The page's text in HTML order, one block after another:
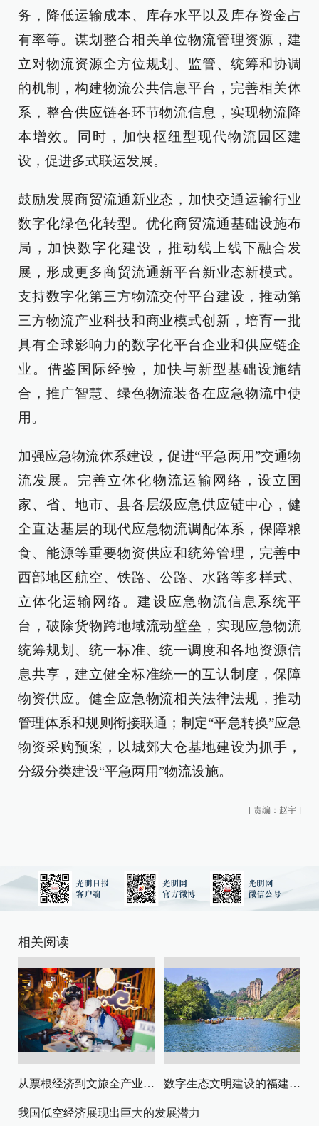
务，降低运输成本、库存水平以及库存资金占
有率等。谋划整合相关单位物流管理资源，建
立对物流资源全方位规划、监管、统筹和协调
的机制，构建物流公共信息平台，完善相关体
系，整合供应链各环节物流信息，实现物流降
本增效。同时，加快枢纽型现代物流园区建
设，促进多式联运发展。
鼓励发展商贸流通新业态，加快交通运输行业
数字化绿色化转型。优化商贸流通基础设施布
局，加快数字化建设，推动线上线下融合发
展，形成更多商贸流通新平台新业态新模式。
支持数字化第三方物流交付平台建设，推动第
三方物流产业科技和商业模式创新，培育一批
具有全球影响力的数字化平台企业和供应链企
业。借鉴国际经验，加快与新型基础设施结
合，推广智慧、绿色物流装备在应急物流中使
用。
加强应急物流体系建设，促进“平急两用”交通物
流发展。完善立体化物流运输网络，设立国
家、省、地市、县各层级应急供应链中心，健
全直达基层的现代应急物流调配体系，保障粮
食、能源等重要物资供应和统筹管理，完善中
西部地区航空、铁路、公路、水路等多样式、
立体化运输网络。建设应急物流信息系统平
台，破除货物跨地域流动壁垒，实现应急物流
统筹规划、统一标准、统一调度和各地资源信
息共享，建立健全标准统一的互认制度，保障
物资供应。健全应急物流相关法律法规，推动
管理体系和规则衔接联通；制定“平急转换”应急
物资采购预案，以城郊大仓基地建设为抓手，
分级分类建设“平急两用”物流设施。
[ 责编：赵宇 ]
相关阅读
从票根经济到文旅全产业链升级 数字生态文明建设的福建路径与启示
我国低空经济展现出巨大的发展潜力